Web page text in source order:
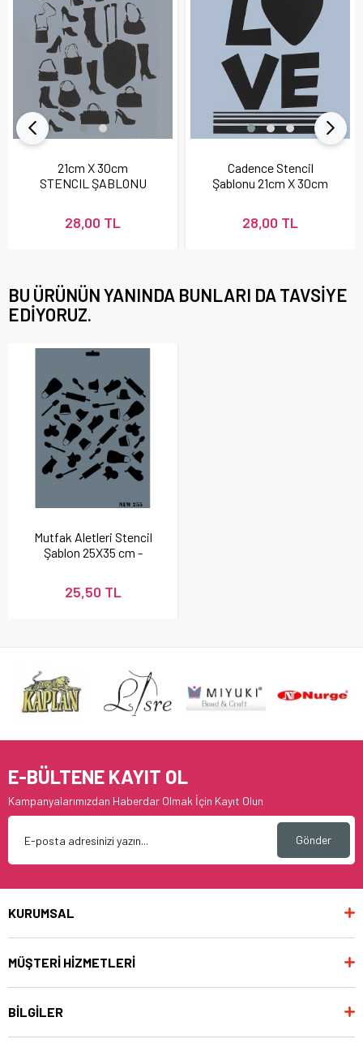
21cm X 30cm
STENCIL ŞABLONU
28,00 TL
Cadence Stencil
Şablonu 21cm X 30cm
28,00 TL
BU ÜRÜNÜN YANINDA BUNLARI DA TAVSIYE
EDIYORUZ.
Mutfak Aletleri Stencil
Şablon 25X35 cm -
25,50 TL
E-BÜLTENE KAYIT OL
Kampanyalarımızdan Haberdar Olmak İçin Kayıt Olun
Gönder
KURUMSAL
MÜŞTERİ HİZMETLERİ
BİLGİLER